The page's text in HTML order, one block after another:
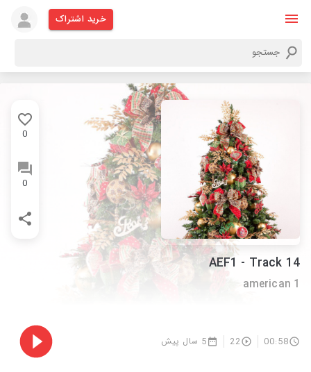
خرید اشتراک
0
0
AEF1 - Track 14
american 1
00:58
22 5 سال پیش